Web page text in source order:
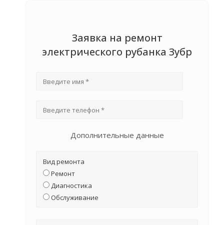
Заявка на ремонт
электрического рубанка Зубр
Дополнительные данные
Вид ремонта
Ремонт
Диагностика
Обслуживание